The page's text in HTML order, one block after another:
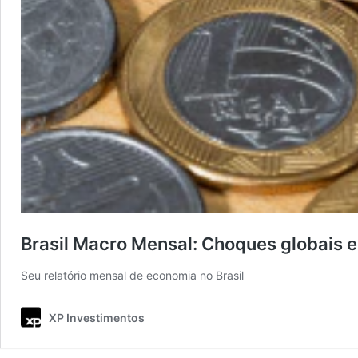
Brasil Macro Mensal: Choques globais
Seu relatório mensal de economia no Brasil
XP Investimentos